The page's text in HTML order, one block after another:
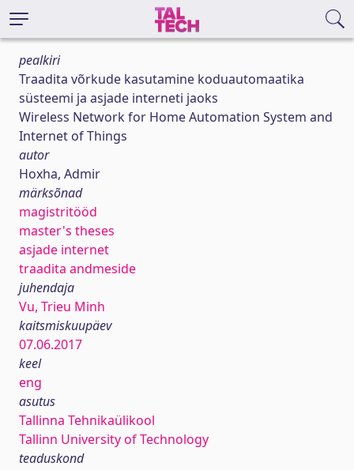
pealkiri
Traadita võrkude kasutamine koduautomaatika
süsteemi ja asjade interneti jaoks
Wireless Network for Home Automation System and
Internet of Things
autor
Hoxha, Admir
märksõnad
magistritööd
master's theses
asjade internet
traadita andmeside
juhendaja
Vu, Trieu Minh
kaitsmiskuupäev
07.06.2017
keel
eng
asutus
Tallinna Tehnikaülikool
Tallinn University of Technology
teaduskond